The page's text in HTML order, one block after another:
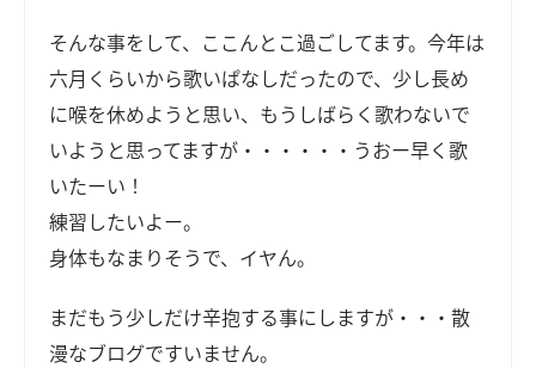
そんな事をして、ここんとこ過ごしてます。今年は
六月くらいから歌いぱなしだったので、少し長め
に喉を休めようと思い、もうしばらく歌わないで
いようと思ってますが・・・・・・うおー早く歌
いたーい！
練習したいよー。
身体もなまりそうで、イヤん。
まだもう少しだけ辛抱する事にしますが・・・散
漫なブログですいません。